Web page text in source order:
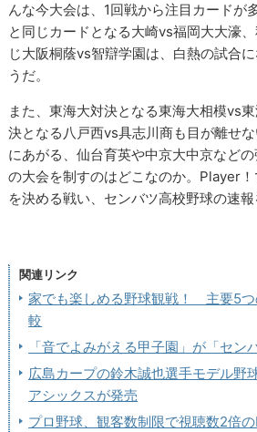
んな今大会は、1回戦から注目カードが
と同じカードとなる大崎vs福岡大大濠
じ大阪桐蔭vs智辯学園は、白熱の試合
うだ。
また、東海大対決となる東海大相模vs
決となる八戸西vs具志川商も目が離せ
にあがる、仙台育英や中京大中京など
の大会を制すのはどこなのか。Player
を決める戦い、センバツ高校野球の速報
関連リンク
家でも楽しめる野球観戦！ 主要5つ
較
「音でよみがえる甲子園」が「セン
広島カープの鈴木誠也選手モデル野
アシックスが発売
プロ野球、観客数制限で視聴数2倍